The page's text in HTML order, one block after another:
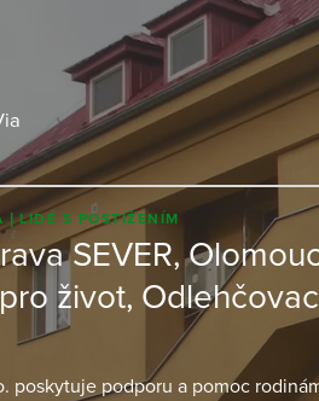
LIDÉ S POSTIŽENÍM
SEVER,
život,
poskytuje podporu a pomoc